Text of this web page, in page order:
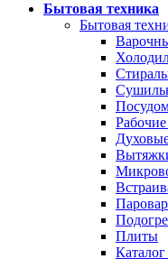
Бытовая техника
Бытовая
Плиты